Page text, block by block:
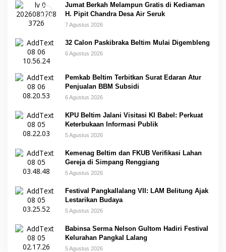
Jumat Berkah Melampun Gratis di Kediaman
H. Pipit Chandra Desa Air Seruk
7 Agustus 2026
32 Calon Paskibraka Beltim Mulai Digembleng
6 Agustus 2026
Pemkab Beltim Terbitkan Surat Edaran Atur
Penjualan BBM Subsidi
6 Agustus 2026
KPU Beltim Jalani Visitasi KI Babel: Perkuat
Keterbukaan Informasi Publik
5 Agustus 2026
Kemenag Beltim dan FKUB Verifikasi Lahan
Gereja di Simpang Renggiang
5 Agustus 2026
Festival Pangkallalang VII: LAM Belitung Ajak
Lestarikan Budaya
5 Agustus 2026
Babinsa Serma Nelson Gultom Hadiri Festival
Kelurahan Pangkal Lalang
5 Agustus 2026